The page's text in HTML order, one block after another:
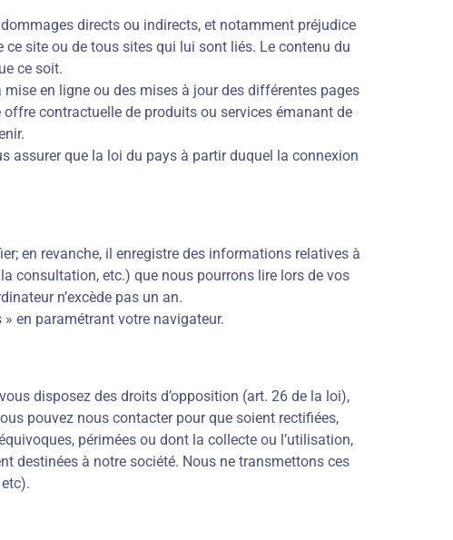
directs ou indirects, et notamment préjudice
ce site ou de tous sites qui lui sont liés. Le contenu du
ce soit.
en ligne ou des mises à jour des différentes pages
contractuelle de produits ou services émanant de
assurer que la loi du pays à partir duquel la connexion
en revanche, il enregistre des informations relatives à
consultation, etc.) que nous pourrons lire lors de vos
n’excède pas un an.
en paramétrant votre navigateur.
disposez des droits d’opposition (art. 26 de la loi),
pouvez nous contacter pour que soient rectifiées,
périmées ou dont la collecte ou l’utilisation,
destinées à notre société. Nous ne transmettons ces